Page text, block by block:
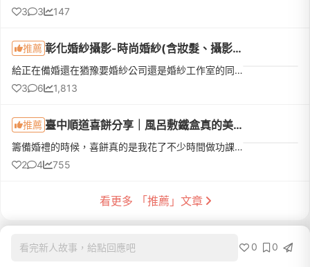
3
3 147
推薦 彰化婚紗攝影-時尚婚紗(含妝髮、攝影、婚紗、成品)
給正在備婚還在猶豫要婚紗公司還是婚紗工作室的同學們建議~~我當初是非常猶豫，猶豫的點是很想要毛片全拿，基本上婚紗公司比較難做到這點，不過撇除這點，其他的我個人是比較頃向婚紗公司(因為我本人是屬於比較懶惰...
3
6 1,813
推薦 臺中順道喜餅分享｜風呂敷鐵盒真的美又好吃，親友一致好評！
籌備婚禮的時候，喜餅真的是我花了不少時間做功課的一個環節。看了很多品牌，也試吃了幾家，最後決定選擇順道的風呂敷餅乾鐵盒。我最後挑了兩款風呂敷布，分別是「春日花漾」和「古典霓花」。一開始就是被它的包裝吸...
2
4 755
看更多 「推薦」文章
看完新人故事，給點回應吧 0 0